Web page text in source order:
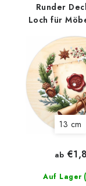
Runder
Loch für
13 cm
Auf Lager
ab